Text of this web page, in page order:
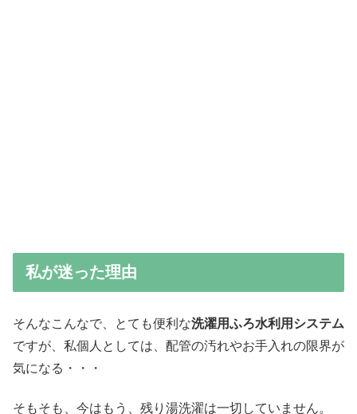
私が迷った理由
そんなこんなで、とても便利な洗濯用ふろ水利用システム
ですが、私個人としては、配管の汚れやお手入れの限界が
気になる・・・
そもそも、今はもう、残り湯洗濯は一切していません。